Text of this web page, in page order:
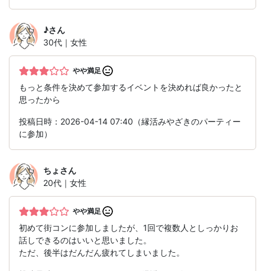
♪さん
30代｜女性
やや満足
もっと条件を決めて参加するイベントを決めれば良かったと
思ったから
投稿日時：2026-04-14 07:40（縁活みやざきのパーティー
に参加）
ちょ さん
20代｜女性
やや満足
初めて街コンに参加しましたが、1回で複数人としっかりお
話しできるのはいいと思いました。
ただ、後半はだんだん疲れてしまいました。